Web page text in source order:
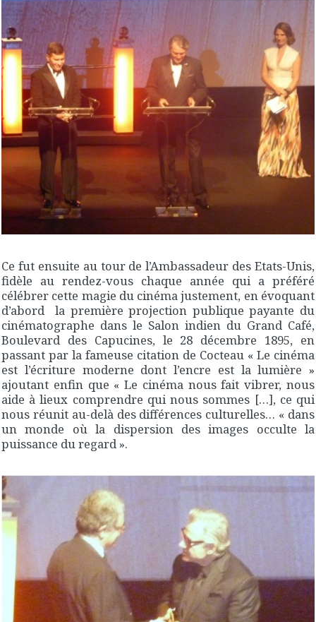
Ce fut ensuite au tour de l’Ambassadeur des Etats-Unis,
fidèle au rendez-vous chaque année qui a préféré
célébrer cette magie du cinéma justement, en évoquant
d’abord la première projection publique payante du
cinématographe dans le Salon indien du Grand Café,
Boulevard des Capucines, le 28 décembre 1895, en
passant par la fameuse citation de Cocteau « Le cinéma
est l’écriture moderne dont l’encre est la lumière »
ajoutant enfin que « Le cinéma nous fait vibrer, nous
aide à lieux comprendre qui nous sommes […], ce qui
nous réunit au-delà des différences culturelles… « dans
un monde où la dispersion des images occulte la
puissance du regard ».